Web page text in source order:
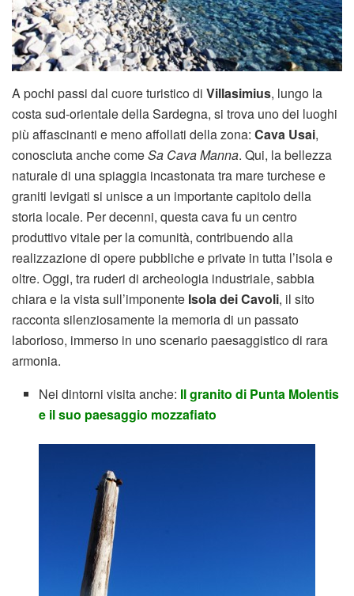
A pochi passi dal cuore turistico di Villasimius, lungo la
costa sud-orientale della Sardegna, si trova uno dei luoghi
più affascinanti e meno affollati della zona: Cava Usai,
conosciuta anche comeSa Cava Manna. Qui, la bellezza
naturale di una spiaggia incastonata tra mare turchese e
graniti levigati si unisce a un importante capitolo della
storia locale. Per decenni, questa cava fu un centro
produttivo vitale per la comunità, contribuendo alla
realizzazione di opere pubbliche e private in tutta l’isola e
oltre. Oggi, tra ruderi di archeologia industriale, sabbia
chiara e la vista sull’imponente Isola dei Cavoli, il sito
racconta silenziosamente la memoria di un passato
laborioso, immerso in uno scenario paesaggistico di rara
armonia.
Nei dintorni visita anche: Il granito di Punta Molentis
e il suo paesaggio mozzafiato